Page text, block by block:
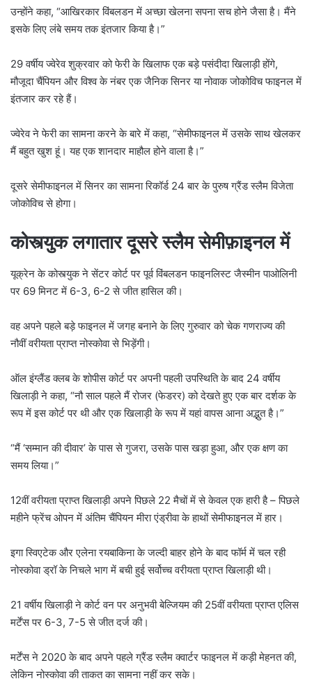
उन्होंने कहा, “आखिरकार विंबलडन में अच्छा खेलना सपना सच होने जैसा है। मैंने
इसके लिए लंबे समय तक इंतजार किया है।”
29 वर्षीय ज्वेरेव शुक्रवार को फेरी के खिलाफ एक बड़े पसंदीदा खिलाड़ी होंगे,
मौजूदा चैंपियन और विश्व के नंबर एक जैनिक सिनर या नोवाक जोकोविच फाइनल में
इंतजार कर रहे हैं।
ज्वेरेव ने फेरी का सामना करने के बारे में कहा, “सेमीफाइनल में उसके साथ खेलकर
मैं बहुत खुश हूं। यह एक शानदार माहौल होने वाला है।”
दूसरे सेमीफाइनल में सिनर का सामना रिकॉर्ड 24 बार के पुरुष ग्रैंड स्लैम विजेता
जोकोविच से होगा।
कोस्त्युक लगातार दूसरे स्लैम सेमीफ़ाइनल में
यूक्रेन के कोस्त्युक ने सेंटर कोर्ट पर पूर्व विंबलडन फाइनलिस्ट जैस्मीन पाओलिनी
पर 69 मिनट में 6-3, 6-2 से जीत हासिल की।
वह अपने पहले बड़े फाइनल में जगह बनाने के लिए गुरुवार को चेक गणराज्य की
नौवीं वरीयता प्राप्त नोस्कोवा से भिड़ेंगी।
ऑल इंग्लैंड क्लब के शोपीस कोर्ट पर अपनी पहली उपस्थिति के बाद 24 वर्षीय
खिलाड़ी ने कहा, “नौ साल पहले मैं रोजर (फेडरर) को देखते हुए एक बार दर्शक के
रूप में इस कोर्ट पर थी और एक खिलाड़ी के रूप में यहां वापस आना अद्भुत है।”
“मैं ‘सम्मान की दीवार’ के पास से गुजरा, उसके पास खड़ा हुआ, और एक क्षण का
समय लिया।”
12वीं वरीयता प्राप्त खिलाड़ी अपने पिछले 22 मैचों में से केवल एक हारी है – पिछले
महीने फ्रेंच ओपन में अंतिम चैंपियन मीरा एंड्रीवा के हाथों सेमीफाइनल में हार।
इगा स्विएटेक और एलेना रयबाकिना के जल्दी बाहर होने के बाद फॉर्म में चल रही
नोस्कोवा ड्रॉ के निचले भाग में बची हुई सर्वोच्च वरीयता प्राप्त खिलाड़ी थी।
21 वर्षीय खिलाड़ी ने कोर्ट वन पर अनुभवी बेल्जियम की 25वीं वरीयता प्राप्त एलिस
मर्टेंस पर 6-3, 7-5 से जीत दर्ज की।
मर्टेंस ने 2020 के बाद अपने पहले ग्रैंड स्लैम क्वार्टर फाइनल में कड़ी मेहनत की,
लेकिन नोस्कोवा की ताकत का सामना नहीं कर सके।